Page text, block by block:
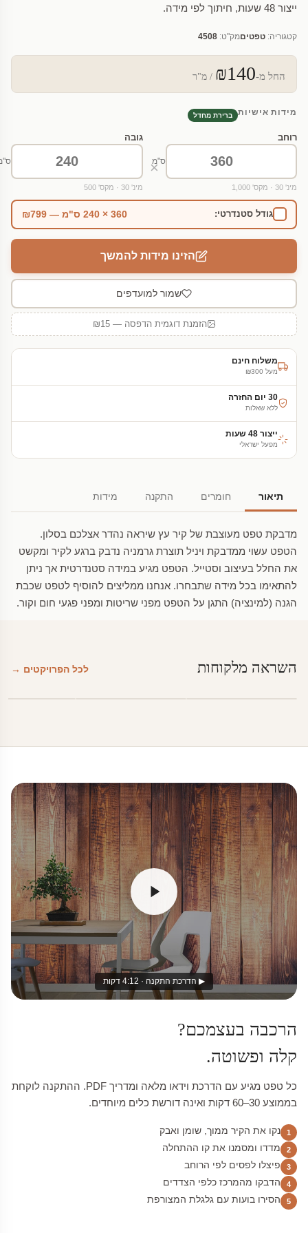
ייצור 48 שעות, חיתוך לפי מידה.
קטגוריה: טפטיםמק"ט: 4508
החל מ-₪140 / מ"ר
מידות אישיות ברירת מחדל
רוחב
ס"מ
מינ' 30 · מקס' 1,000
×
גובה
מינ' 30 · מקס' 500
גודל סטנדרטי: 360 × 240 ס"מ — ₪799
הזינו מידות להמשך
שמור למועדפים
הזמנת דוגמית הדפסה — ₪15
משלוח חינם
מעל ₪300
30 יום החזרה
ללא שאלות
ייצור 48 שעות
מפעל ישראלי
תיאור חומרים התקנה מידות
מדבקת טפט מעוצבת של קיר עץ שיראה נהדר אצלכם בסלון.
הטפט עשוי ממדבקת ויניל תוצרת גרמניה נדבק ברגע לקיר ומקשט
את החלל בעיצוב וסטייל. הטפט מגיע במידה סטנדרטית אך ניתן
להתאימו בכל מידה שתבחרו. אנחנו ממליצים להוסיף לטפט שכבת
הגנה (למינציה) התגן על הטפט מפני שריטות ומפני פגעי חום וקור.
השראה מלקוחות לכל הפרויקטים →
▶ הדרכת התקנה · 4:12 דקות
הרכבה בעצמכם?
קלה ופשוטה.
כל טפט מגיע עם הדרכת וידאו מלאה ומדריך PDF. ההתקנה לוקחת
בממוצע 30–60 דקות ואינה דורשת כלים מיוחדים.
1 נקו את הקיר ממוך, שומן ואבק
2 מדדו ומסמנו את קו ההתחלה
3 פיצלו לפסים לפי הרוחב
4 הדבקו מהמרכז כלפי הצדדים
5 הסירו בועות עם גלגלת המצורפת